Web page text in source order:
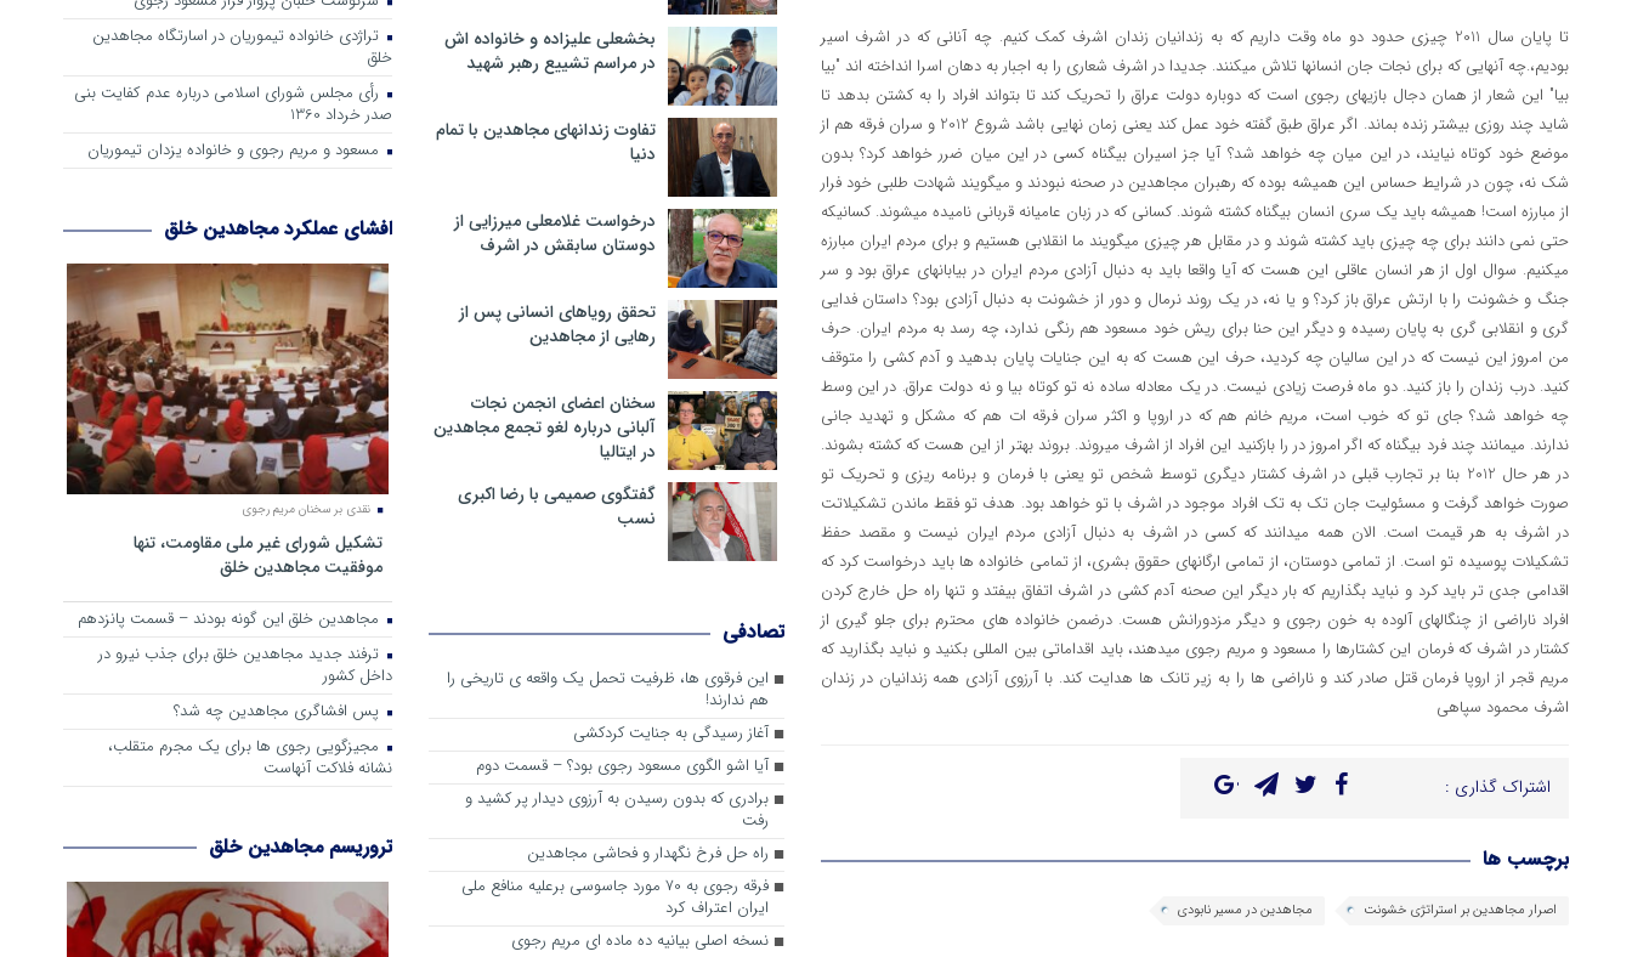
تا پایان سال 2011 چیزی حدود دو ماه وقت داریم که به زندانیان زندان اشرف کمک کنیم. چه آنانی که در اشرف اسیر
بودیم،.چه آنهایی که برای نجات جان انسانها تلاش میکنند. جدیدا در اشرف شعاری را به اجبار به دهان اسرا انداخته اند "بیا
بیا" این شعار از همان دجال بازیهای رجوی است که دوباره دولت عراق را تحریک کند تا بتواند افراد را به کشتن بدهد تا
شاید چند روزی بیشتر زنده بماند. اگر عراق طبق گفته خود عمل کند یعنی زمان نهایی باشد شروع 2012 و سران فرقه هم از
موضع خود کوتاه نیایند، در این میان چه خواهد شد؟ آیا جز اسیران بیگناه کسی در این میان ضرر خواهد کرد؟ بدون
شک نه، چون در شرایط حساس این همیشه بوده که رهبران مجاهدین در صحنه نبودند و میگویند شهادت طلبی خود فرار
از مبارزه است! همیشه باید یک سری انسان بیگناه کشته شوند. کسانی که در زبان عامیانه قربانی نامیده میشوند. کسانیکه
حتی نمی دانند برای چه چیزی باید کشته شوند و در مقابل هر چیزی میگویند ما انقلابی هستیم و برای مردم ایران مبارزه
میکنیم. سوال اول از هر انسان عاقلی این هست که آیا واقعا باید به دنبال آزادی مردم ایران در بیابانهای عراق بود و سر
جنگ و خشونت را با ارتش عراق باز کرد؟ و یا نه، در یک روند نرمال و دور از خشونت به دنبال آزادی بود؟ داستان فدایی
گری و انقلابی گری به پایان رسیده و دیگر این حنا برای ریش خود مسعود هم رنگی ندارد، چه رسد به مردم ایران. حرف
من امروز این نیست که در این سالیان چه کردید، حرف این هست که به این جنایات پایان بدهید و آدم کشی را متوقف
کنید. درب زندان را باز کنید. دو ماه فرصت زیادی نیست. در یک معادله ساده نه تو کوتاه بیا و نه دولت عراق. در این وسط
چه خواهد شد؟ جای تو که خوب است، مریم خانم هم که در اروپا و اکثر سران فرقه ات هم که مشکل و تهدید جانی
ندارند. میمانند چند فرد بیگناه که اگر امروز در را بازکنید این افراد از اشرف میروند. بروند بهتر از این هست که کشته بشوند.
در هر حال 2012 بنا بر تجارب قبلی در اشرف کشتار دیگری توسط شخص تو یعنی با فرمان و برنامه ریزی و تحریک تو
صورت خواهد گرفت و مسئولیت جان تک به تک افراد موجود در اشرف با تو خواهد بود. هدف تو فقط ماندن تشکیلاتت
در اشرف به هر قیمت است. الان همه میدانند که کسی در اشرف به دنبال آزادی مردم ایران نیست و مقصد حفظ
تشکیلات پوسیده تو است. از تمامی دوستان، از تمامی ارگانهای حقوق بشری، از تمامی خانواده ها باید درخواست کرد که
اقدامی جدی تر باید کرد و نباید بگذاریم که بار دیگر این صحنه آدم کشی در اشرف اتفاق بیفتد و تنها راه حل خارج کردن
افراد ناراضی از چنگالهای آلوده به خون رجوی و دیگر مزدورانش هست. درضمن خانواده های محترم برای جلو گیری از
کشتار در اشرف که فرمان این کشتارها را مسعود و مریم رجوی میدهند، باید اقداماتی بین المللی بکنید و نباید بگذارید که
مریم قجر از اروپا فرمان قتل صادر کند و ناراضی ها را به زیر تانک ها هدایت کند. با آرزوی آزادی همه زندانیان در زندان
اشرف محمود سپاهی
اشتراک گذاری :
برچسب ها
اصرار مجاهدین بر استراتژی خشونت مجاهدین در مسیر نابودی
بخشعلی علیزاده و خانواده اش
در مراسم تشییع رهبر شهید
تفاوت زندانهای مجاهدین با تمام
دنیا
درخواست غلامعلی میرزایی از
دوستان سابقش در اشرف
تحقق رویاهای انسانی پس از
رهایی از مجاهدین
سخنان اعضای انجمن نجات
آلبانی درباره لغو تجمع مجاهدین
در ایتالیا
گفتگوی صمیمی با رضا اکبری
نسب
تصادفی
این فرقوی ها، ظرفیت تحمل یک واقعه ی تاریخی را
هم ندارند!
آغاز رسیدگی به جنایت کردکشی
آیا اشو الگوی مسعود رجوی بود؟ – قسمت دوم
برادری که بدون رسیدن به آرزوی دیدار پر کشید و
رفت
راه حل فرخ نگهدار و فحاشی مجاهدین
فرقه رجوي به 70 مورد جاسوسي برعليه منافع ملي
ايران اعتراف كرد
نسخه اصلی بیانیه ده ماده ای مریم رجوی
تراژدی خانواده تیموریان در اسارتگاه مجاهدین
خلق
رأی مجلس شورای اسلامی درباره عدم كفایت بنی
صدر خرداد 1360
مسعود و مریم رجوی و خانواده یزدان تیموریان
افشای عملکرد مجاهدین خلق
نقدی بر سخنان مریم رجوی
تشکیل شورای غیر ملی مقاومت، تنها
موفقیت مجاهدین خلق
مجاهدین خلق این گونه بودند – قسمت پانزدهم
ترفند جدید مجاهدین خلق برای جذب نیرو در
داخل کشور
پس افشاگری مجاهدین چه شد؟
مجیزگویی رجوی ها برای یک مجرم متقلب،
نشانه فلاکت آنهاست
تروریسم مجاهدین خلق